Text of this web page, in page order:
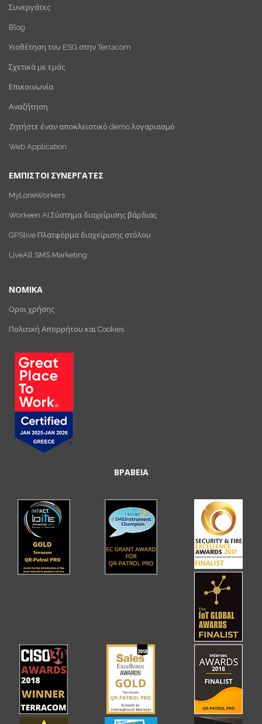
Συνεργάτες
Blog
Υιοθέτηση του ESG στην Terracom
Σχετικά με εμάς
Επικοινωνία
Αναζήτηση
Ζητήστε έναν αποκλειστικό demo λογαριασμό
Web Application
ΕΜΠΙΣΤΟΙ ΣΥΝΕΡΓΑΤΕΣ
MyLoneWorkers
Workeen AI Σύστημα διαχείρισης βάρδιας
GPSlive Πλατφόρμα διαχείρισης στόλου
LiveAll SMS Marketing
ΝΟΜΙΚΑ
Οροι χρήσης
Πολιτική Απορρήτου και Cookies
ΒΡΑΒΕΙΑ